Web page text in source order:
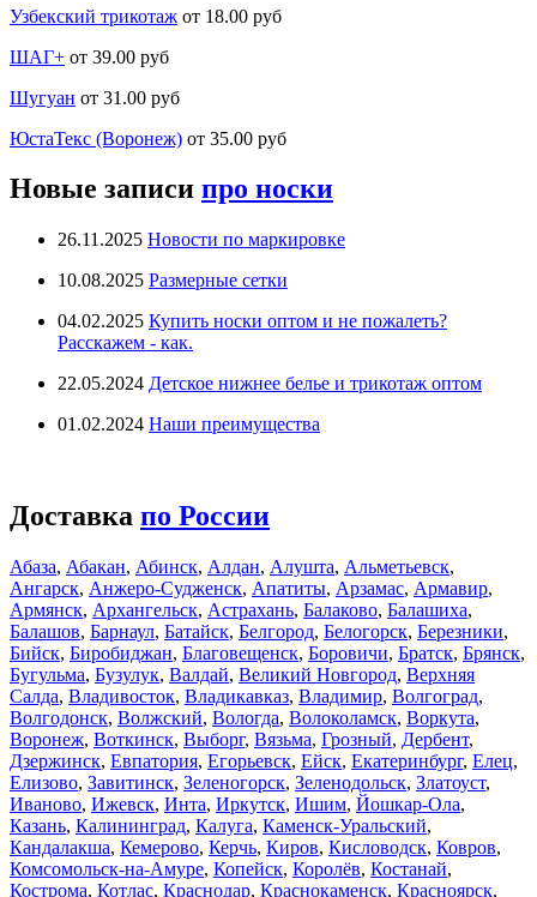
Узбекский трикотаж от 18.00 руб
ШАГ+ от 39.00 руб
Шугуан от 31.00 руб
ЮстаТекс (Воронеж) от 35.00 руб
Новые записи про носки
26.11.2025 Новости по маркировке
10.08.2025 Размерные сетки
04.02.2025 Купить носки оптом и не пожалеть?
Расскажем - как.
22.05.2024 Детское нижнее белье и трикотаж оптом
01.02.2024 Наши преимущества
Доставка по России
Абаза, Абакан, Абинск, Алдан, Алушта, Альметьевск,
Ангарск, Анжеро-Судженск, Апатиты, Арзамас, Армавир,
Армянск, Архангельск, Астрахань, Балаково, Балашиха,
Балашов, Барнаул, Батайск, Белгород, Белогорск, Березники,
Бийск, Биробиджан, Благовещенск, Боровичи, Братск, Брянск,
Бугульма, Бузулук, Валдай, Великий Новгород, Верхняя
Салда, Владивосток, Владикавказ, Владимир, Волгоград,
Волгодонск, Волжский, Вологда, Волоколамск, Воркута,
Воронеж, Воткинск, Выборг, Вязьма, Грозный, Дербент,
Дзержинск, Евпатория, Егорьевск, Ейск, Екатеринбург, Елец,
Елизово, Завитинск, Зеленогорск, Зеленодольск, Златоуст,
Иваново, Ижевск, Инта, Иркутск, Ишим, Йошкар-Ола,
Казань, Калининград, Калуга, Каменск-Уральский,
Кандалакша, Кемерово, Керчь, Киров, Кисловодск, Ковров,
Комсомольск-на-Амуре, Копейск, Королёв, Костанай,
Кострома, Котлас, Краснодар, Краснокаменск, Красноярск,